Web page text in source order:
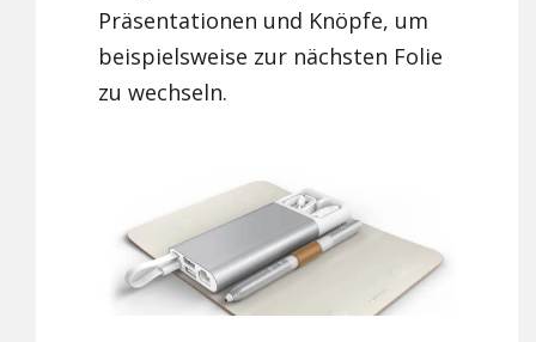
Präsentationen und Knöpfe, um
beispielsweise zur nächsten Folie
zu wechseln.